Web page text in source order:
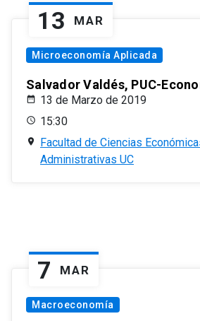
13 MAR
Microeconomía Aplicada
Salvador Valdés, PUC-
13 de Marzo de 2019
15:30
Facultad de Ciencias
Administrativas UC
7 MAR
Macroeconomía